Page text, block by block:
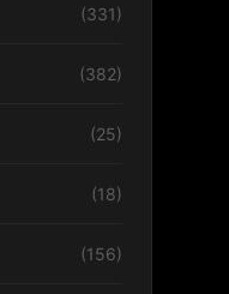
(331)
(382)
(25)
(18)
(156)